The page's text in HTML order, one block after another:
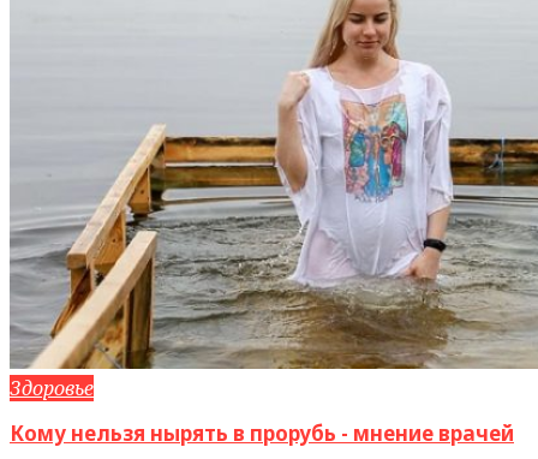
Здоровье
Кому нельзя нырять в прорубь - мнение врачей